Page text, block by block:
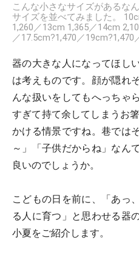
こんな小さなサイズがあるな
サイズを並べてみました。
1,260／13cm 1,365／14cm
／17.5cm?1,470／
器の大きな人になってほし
は考えものです。顔が隠れ
んな扱いをしてもへっちゃ
すぎて持て余してしまうお
かける情景ですね。巷では
～」「子供だからね」なん
良いのでしょうか。
こどもの日を前に、「あっ
る人に育つ」と思わせる器
小夏をご紹介します。